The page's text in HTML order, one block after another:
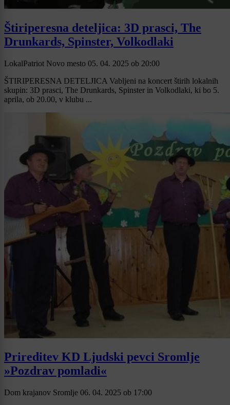
Štiriperesna deteljica: 3D prasci, The
Drunkards, Spinster, Volkodlaki
LokalPatriot Novo mesto 05. 04. 2025 ob 20:00
ŠTIRIPERESNA DETELJICA Vabljeni na koncert štirih lokalnih
skupin: 3D prasci, The Drunkards, Spinster in Volkodlaki, ki bo 5.
aprila, ob 20.00, v klubu ...
Prireditev KD Ljudski pevci Sromlje
»Pozdrav pomladi«
Dom krajanov Sromlje 06. 04. 2025 ob 17:00